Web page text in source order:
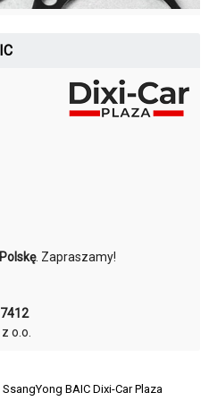
. Zapraszamy!
o.o.
BAIC Dixi-Car Plaza